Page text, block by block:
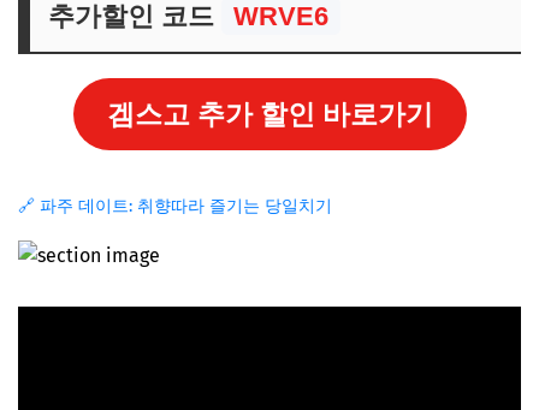
추가할인 코드 WRVE6
겜스고 추가 할인 바로가기
🔗 파주 데이트: 취향따라 즐기는 당일치기